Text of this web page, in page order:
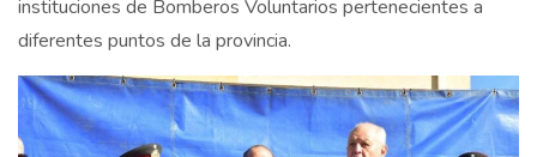
instituciones de Bomberos Voluntarios pertenecientes a
diferentes puntos de la provincia.